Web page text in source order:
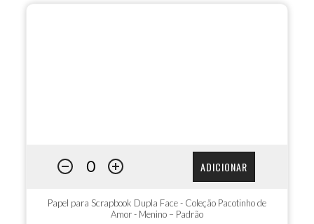
ADICIONAR
Papel para Scrapbook Dupla Face - Coleção Pacotinho de
Amor - Menino – Padrão